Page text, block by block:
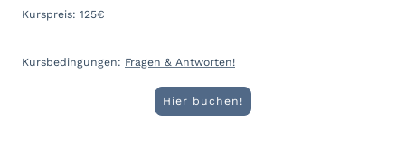
Kurspreis: 125€
Kursbedingungen: Fragen & Antworten!
Hier buchen!